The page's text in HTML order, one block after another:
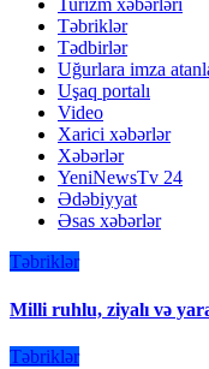
Turizm xəbərləri
Təbriklər
Tədbirlər
Uğurlara imza
Uşaq portalı
Video
Xarici xəbərlər
Xəbərlər
YeniNewsTv 24
Ədəbiyyat
Əsas xəbərlər
Təbriklər
Milli ruhlu, ziyalı və
Təbriklər